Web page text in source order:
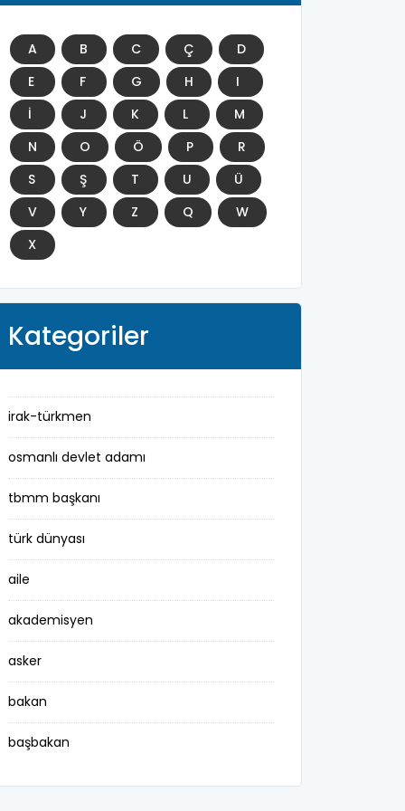
A B C Ç
D
E
F G H
I
İ
J K L
M
N
O Ö P
R
S
Ş T U
Ü
V
Y Z Q
W
X
Kategoriler
irak-türkmen
osmanlı devlet adamı
tbmm başkanı
türk dünyası
aile
akademisyen
asker
bakan
başbakan
belediye başkanı